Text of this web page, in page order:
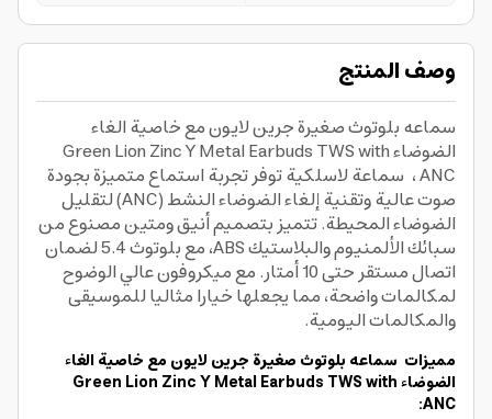
وصف المنتج
سماعه بلوتوث صغيرة جرين لايون مع خاصية الغاء
الضوضاء Green Lion Zinc Y Metal Earbuds TWS with
ANC ، سماعة لاسلكية توفر تجربة استماع متميزة بجودة
صوت عالية وتقنية إلغاء الضوضاء النشط (ANC) لتقليل
الضوضاء المحيطة. تتميز بتصميم أنيق ومتين مصنوع من
سبائك الألمنيوم والبلاستيك ABS، مع بلوتوث 5.4 لضمان
اتصال مستقر حتى 10 أمتار. مع ميكروفون عالي الوضوح
لمكالمات واضحة، مما يجعلها خيارا مثاليا للموسيقى
والمكالمات اليومية.
مميزات سماعه بلوتوث صغيرة جرين لايون مع خاصية الغاء
الضوضاء Green Lion Zinc Y Metal Earbuds TWS with
ANC: